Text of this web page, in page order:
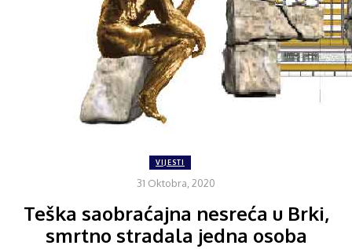
VIJESTI
31 Oktobra, 2020
Teška saobraćajna nesreća u Brki,
smrtno stradala jedna osoba